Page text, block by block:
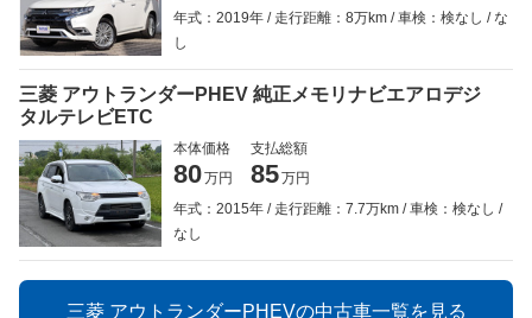
年式：2019年
走行距離：8万km 車検：検なし
な
し
三菱 アウトランダーPHEV 純正メモリナビエアロデジ
タルテレビETC
本体価格
80万円
支払総額
85万円
年式：2015年
走行距離：7.7万km
車検：検なし
なし
三菱 アウトランダーPHEVの中古車一覧を見る